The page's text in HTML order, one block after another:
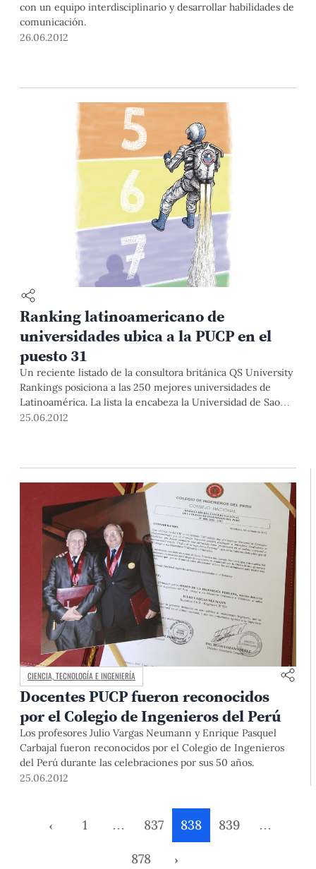
con un equipo interdisciplinario y desarrollar habilidades de
comunicación.
26.06.2012
Ranking latinoamericano de
universidades ubica a la PUCP en el
puesto 31
Un reciente listado de la consultora británica QS University
Rankings posiciona a las 250 mejores universidades de
Latinoamérica. La lista la encabeza la Universidad de Sao
Paulo (Brasil).
25.06.2012
CIENCIA, TECNOLOGÍA E INGENIERÍA
Docentes PUCP fueron reconocidos
por el Colegio de Ingenieros del Perú
Los profesores Julio Vargas Neumann y Enrique Pasquel
Carbajal fueron reconocidos por el Colegio de Ingenieros
del Perú durante las celebraciones por sus 50 años.
25.06.2012
‹ 1 … 837 838 839 …
878 ›